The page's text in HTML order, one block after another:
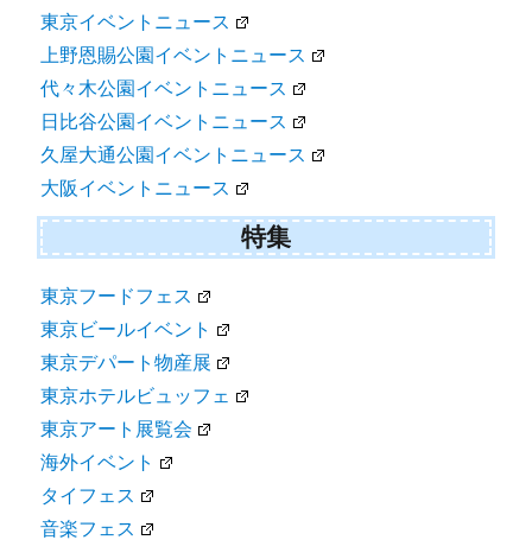
東京イベントニュース
上野恩賜公園イベントニュース
代々木公園イベントニュース
日比谷公園イベントニュース
久屋大通公園イベントニュース
大阪イベントニュース
特集
東京フードフェス
東京ビールイベント
東京デパート物産展
東京ホテルビュッフェ
東京アート展覧会
海外イベント
タイフェス
音楽フェス